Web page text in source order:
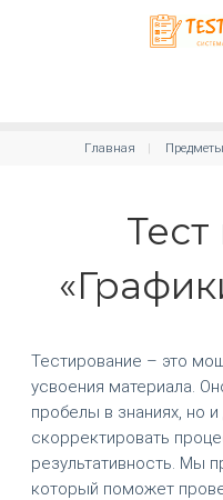
Главная Предметы
Тестирование – это
усвоения материала.
пробелы в знаниях, но
скорректировать
результативность. Мы
который поможет